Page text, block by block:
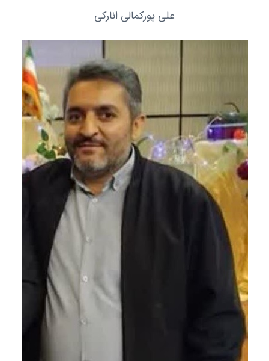
علی پورکمالی انارکی